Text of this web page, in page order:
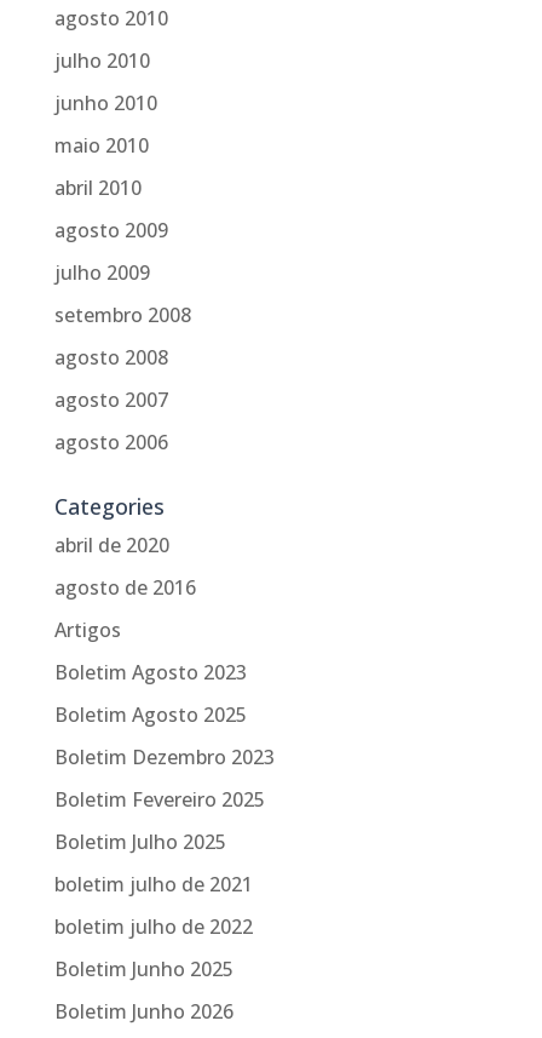
agosto 2010
julho 2010
junho 2010
maio 2010
abril 2010
agosto 2009
julho 2009
setembro 2008
agosto 2008
agosto 2007
agosto 2006
Categories
abril de 2020
agosto de 2016
Artigos
Boletim Agosto 2023
Boletim Agosto 2025
Boletim Dezembro 2023
Boletim Fevereiro 2025
Boletim Julho 2025
boletim julho de 2021
boletim julho de 2022
Boletim Junho 2025
Boletim Junho 2026